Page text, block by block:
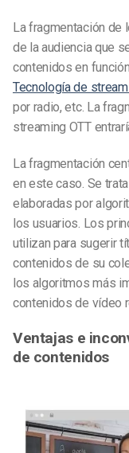
La fragmentación de
de la audiencia que
contenidos en
Tecnología de
por radio, etc. La
streaming OTT
La fragmentación
en este caso. Se
elaboradas por
los usuarios. Los
utilizan para sugerir
contenidos de su
los algoritmos más
contenidos de vídeo
Ventajas e
de contenidos